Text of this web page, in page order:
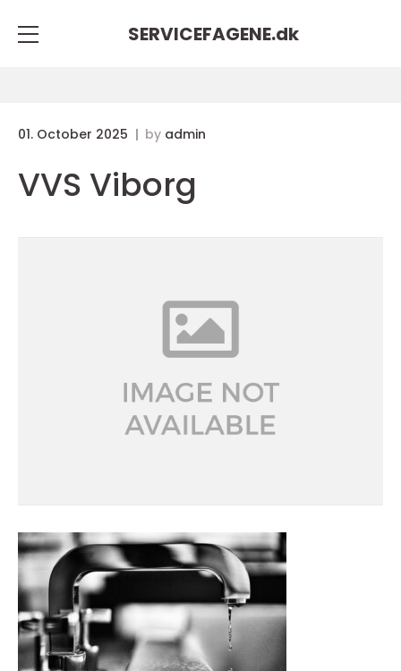
SERVICEFAGENE.dk
01. October 2025 by admin
VVS Viborg